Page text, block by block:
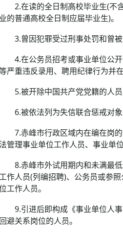
在读的全日制高校毕业生(不含
的普通高校全日制应届毕业生)。
曾因犯罪受过刑事处罚和曾被
在公务员招考或事业单位公开
严重违反录用、聘用纪律行为并
被开除中国共产党党籍的人员
被依法列为失信联合惩戒对象
赤峰市行政区域内在编在岗的
管理事业单位工作人员、事业单位
赤峰市外试用期内和未满最低
作人员(列编招聘)、公务员或参
工作人员。
引进后即构成《事业单位人事
避关系岗位的人员。